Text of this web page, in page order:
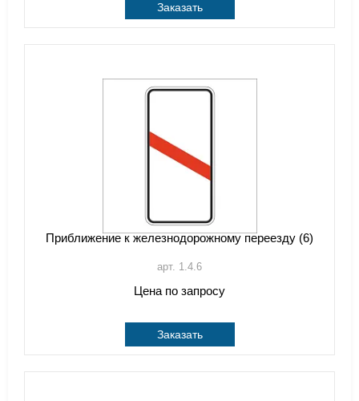
Заказать
Приближение к железнодорожному переезду (6)
арт. 1.4.6
Цена по запросу
Заказать